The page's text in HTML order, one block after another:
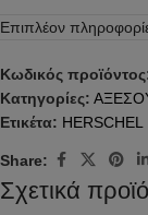
Επιπλέον
Κωδικός
Κατηγορίες:
Ετικέτα: HERSCHEL
Share:
Σχετικά